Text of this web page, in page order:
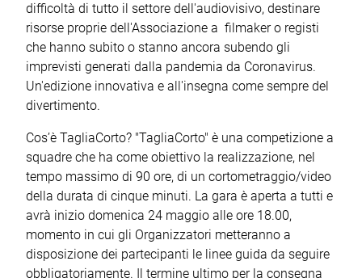
difficoltà di tutto il settore dell'audiovisivo, destinare
risorse proprie dell'Associazione a filmaker o registi
che hanno subito o stanno ancora subendo gli
imprevisti generati dalla pandemia da Coronavirus.
Un'edizione innovativa e all'insegna come sempre del
divertimento.
Cos’è TagliaCorto? "TagliaCorto" è una competizione a
squadre che ha come obiettivo la realizzazione, nel
tempo massimo di 90 ore, di un cortometraggio/video
della durata di cinque minuti. La gara è aperta a tutti e
avrà inizio domenica 24 maggio alle ore 18.00,
momento in cui gli Organizzatori metteranno a
disposizione dei partecipanti le linee guida da seguire
obbligatoriamente. Il termine ultimo per la consegna